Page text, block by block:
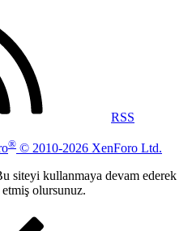
RSS
® © 2010-2026 XenForo Ltd.
siteyi kullanmaya devam ederek
etmiş olursunuz.